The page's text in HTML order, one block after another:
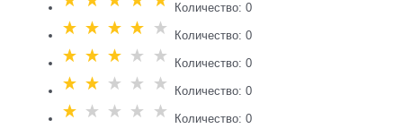
Количество: 0
Количество: 0
Количество: 0
Количество: 0
Количество: 0